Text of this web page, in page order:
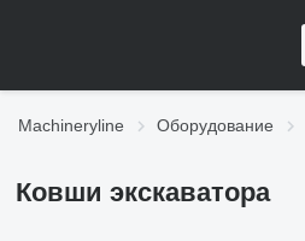
Machineryline Оборудование
Ковши экскаватора